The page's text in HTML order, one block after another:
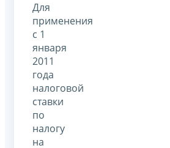
Для
применения
с 1
января
2011
года
налоговой
ставки
по
налогу
на